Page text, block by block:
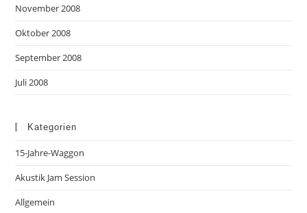
November 2008
Oktober 2008
September 2008
Juli 2008
Kategorien
15-Jahre-Waggon
Akustik Jam Session
Allgemein